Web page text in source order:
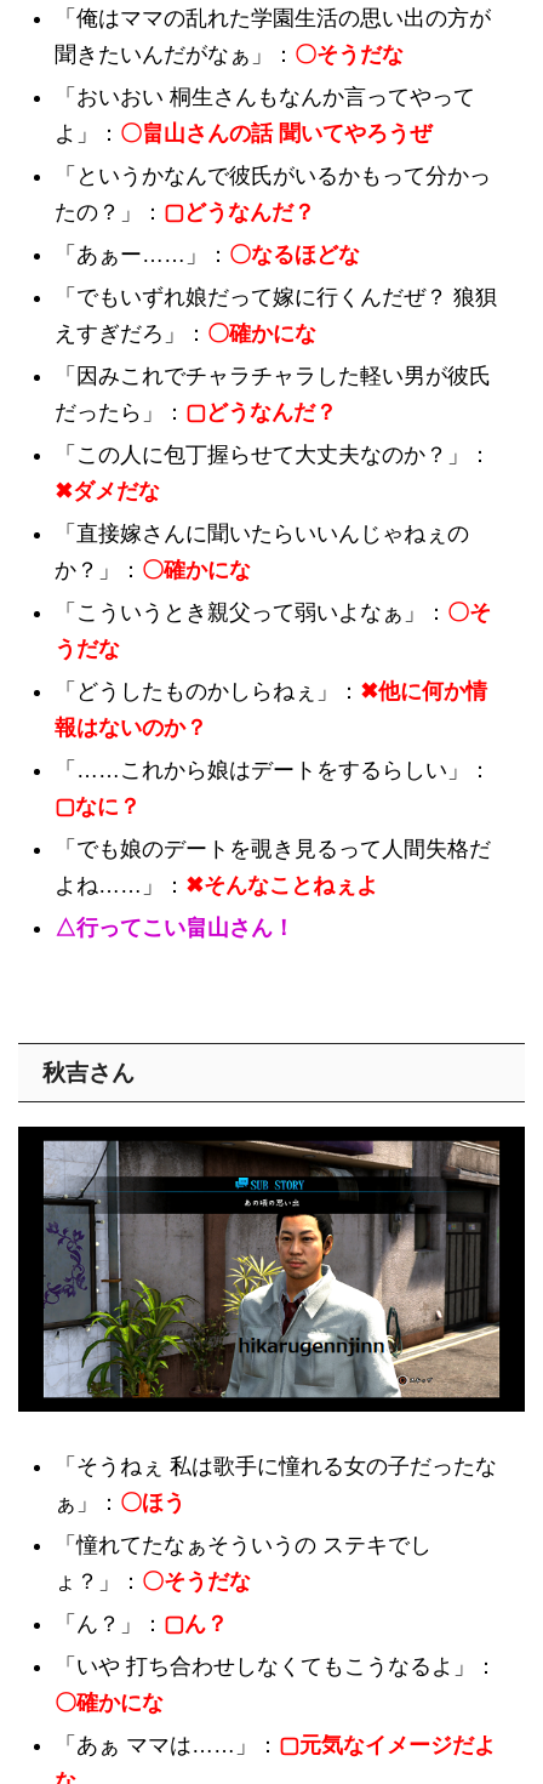
「俺はママの乱れた学園生活の思い出の方が
聞きたいんだがなぁ」： 〇そうだな
「おいおい 桐生さんもなんか言ってやって
よ」： 〇畠山さんの話 聞いてやろうぜ
「というかなんで彼氏がいるかもって分かっ
たの？」： ▢どうなんだ？
「あぁー……」： 〇なるほどな
「でもいずれ娘だって嫁に行くんだぜ？ 狼狽
えすぎだろ」： 〇確かにな
「因みこれでチャラチャラした軽い男が彼氏
だったら」： ▢どうなんだ？
「この人に包丁握らせて大丈夫なのか？」：
✖ダメだな
「直接嫁さんに聞いたらいいんじゃねぇの
か？」： 〇確かにな
「こういうとき親父って弱いよなぁ」： 〇そ
うだな
「どうしたものかしらねぇ」： ✖他に何か情
報はないのか？
「……これから娘はデートをするらしい」：
▢なに？
「でも娘のデートを覗き見るって人間失格だ
よね……」： ✖そんなことねぇよ
△行ってこい畠山さん！
秋吉さん
「そうねぇ 私は歌手に憧れる女の子だったな
ぁ」： 〇ほう
「憧れてたなぁそういうの ステキでし
ょ？」： 〇そうだな
「ん？」： ▢ん？
「いや 打ち合わせしなくてもこうなるよ」：
〇確かにな
「あぁ ママは……」： ▢元気なイメージだよ